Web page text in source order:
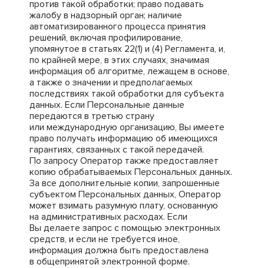
против такой обработки; право подавать
жалобу в надзорный орган; наличие
автоматизированного процесса принятия
решений, включая профилирование,
упомянутое в статьях 22(1) и (4) Регламента, и,
по крайней мере, в этих случаях, значимая
информация об алгоритме, лежащем в основе,
а также о значении и предполагаемых
последствиях такой обработки для субъекта
данных. Если Персональные данные
передаются в третью страну
или международную организацию, Вы имеете
право получать информацию об имеющихся
гарантиях, связанных с такой передачей.
По запросу Оператор также предоставляет
копию обрабатываемых Персональных данных.
За все дополнительные копии, запрошенные
субъектом Персональных данных, Оператор
может взимать разумную плату, основанную
на административных расходах. Если
Вы делаете запрос с помощью электронных
средств, и если не требуется иное,
информация должна быть предоставлена
в общепринятой электронной форме.